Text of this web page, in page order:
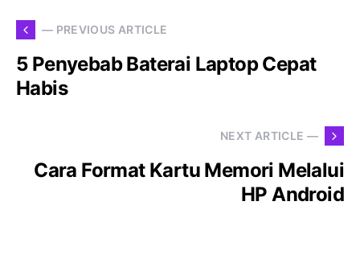
— PREVIOUS ARTICLE
5 Penyebab Baterai Laptop Cepat
Habis
NEXT ARTICLE —
Cara Format Kartu Memori Melalui
HP Android